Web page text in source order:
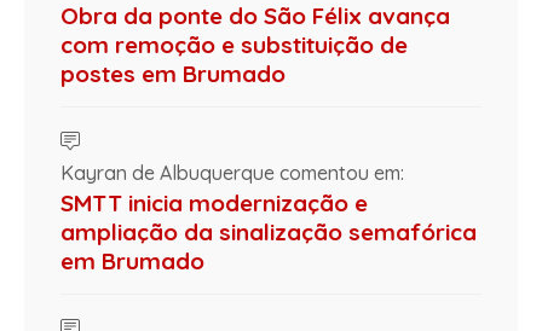
Obra da ponte do São Félix avança
com remoção e substituição de
postes em Brumado
Kayran de Albuquerque comentou em:
SMTT inicia modernização e
ampliação da sinalização semafórica
em Brumado